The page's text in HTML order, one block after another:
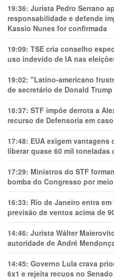
19:36: Jurista Pedro Serrano
responsabilidade e defende
Kassio Nunes for confirmada
19:09: TSE cria conselho
uso indevido de IA nas
19:02: "Latino-americano
de secretário de Donald Trump
18:37: STF impõe derrota a
recurso de Defensoria em
17:48: EUA exigem vantagens
liberar quase 60 mil toneladas
17:29: Ministros do STF
bomba do Congresso por
16:33: Rio de Janeiro entra em
previsão de ventos acima de
14:46: Jurista Wálter
autoridade de André
14:45: Governo Lula crava
6x1 e rejeita recuos no Senado